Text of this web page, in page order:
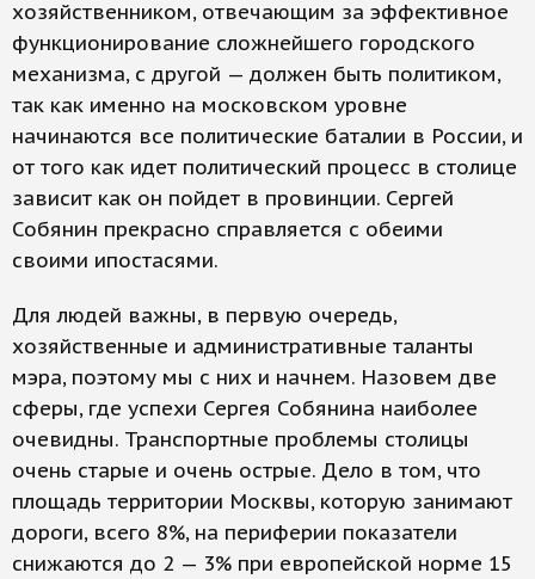
хозяйственником, отвечающим за эффективное
функционирование сложнейшего городского
механизма, с другой — должен быть политиком,
так как именно на московском уровне
начинаются все политические баталии в России, и
от того как идет политический процесс в столице
зависит как он пойдет в провинции. Сергей
Собянин прекрасно справляется с обеими
своими ипостасями.
Для людей важны, в первую очередь,
хозяйственные и административные таланты
мэра, поэтому мы с них и начнем. Назовем две
сферы, где успехи Сергея Собянина наиболее
очевидны. Транспортные проблемы столицы
очень старые и очень острые. Дело в том, что
площадь территории Москвы, которую занимают
дороги, всего 8%, на периферии показатели
снижаются до 2 — 3% при европейской норме 15